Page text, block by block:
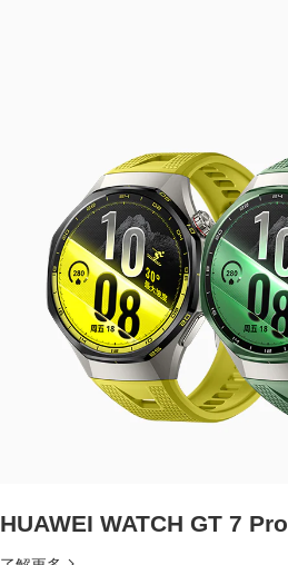
HUAWEI WATCH GT 7 Pro